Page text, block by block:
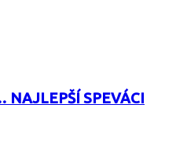
NAJLEPŠÍ SPEVÁCI